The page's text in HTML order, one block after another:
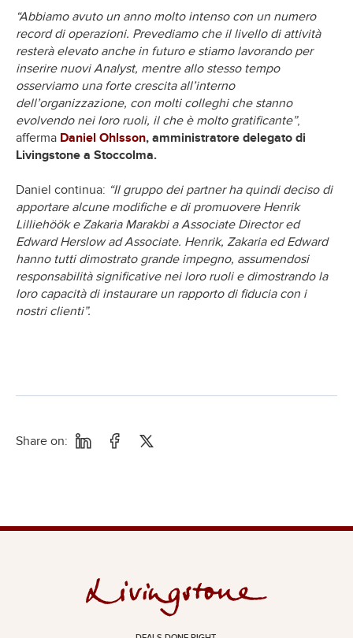
“Abbiamo avuto un anno molto intenso con un numero
record di operazioni. Prevediamo che il livello di attività
resterà elevato anche in futuro e stiamo lavorando per
inserire nuovi Analyst, mentre allo stesso tempo
osserviamo una forte crescita all’interno
dell’organizzazione, con molti colleghi che stanno
evolvendo nei loro ruoli, il che è molto gratificante”,
afferma Daniel Ohlsson, amministratore delegato di
Livingstone a Stoccolma.
Daniel continua: “Il gruppo dei partner ha quindi deciso di
apportare alcune modifiche e di promuovere Henrik
Lilliehöök e Zakaria Marakbi a Associate Director ed
Edward Herslow ad Associate. Henrik, Zakaria ed Edward
hanno tutti dimostrato grande impegno, assumendosi
responsabilità significative nei loro ruoli e dimostrando la
loro capacità di instaurare un rapporto di fiducia con i
nostri clienti”.
Share on: